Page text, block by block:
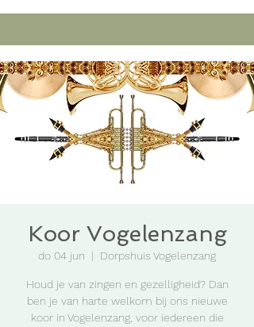
Koor Vogelenzang
do 04 jun
  |
Dorpshuis Vogelenzang
Houd je van zingen en gezelligheid? Dan
ben je van harte welkom bij ons nieuwe
koor in Vogelenzang, voor iedereen die